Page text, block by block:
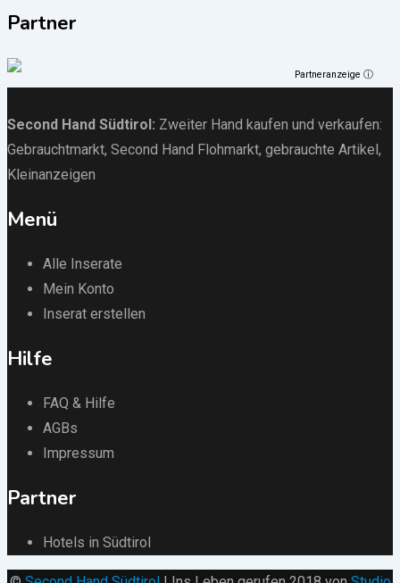
Partner
Partneranzeige ⓘ
Second Hand Südtirol : Zweiter Hand kaufen und verkaufen:
Gebrauchtmarkt, Second Hand Flohmarkt, gebrauchte Artikel ,
Kleinanzeigen
Menü
Alle Inserate
Mein Konto
Inserat erstellen
Hilfe
FAQ & Hilfe
AGBs
Impressum
Partner
Hotels in Südtirol